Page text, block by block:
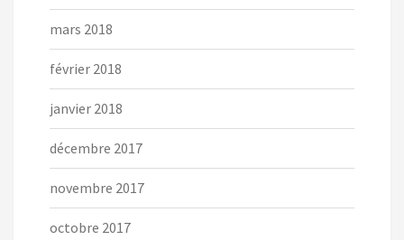
mars 2018
février 2018
janvier 2018
décembre 2017
novembre 2017
octobre 2017